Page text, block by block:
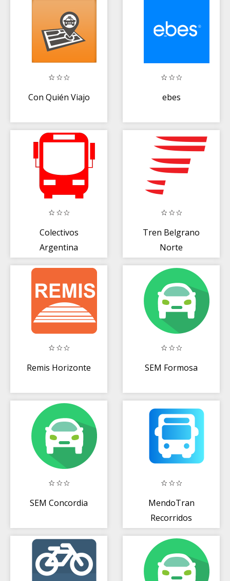
Con Quién Viajo ebes
Colectivos
Argentina
Tren Belgrano
Norte
Remis Horizonte SEM Formosa
SEM Concordia
MendoTran
Recorridos